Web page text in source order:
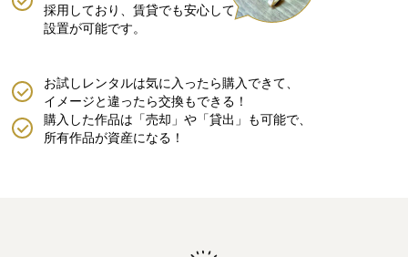
採用しており、賃貸でも安心して
設置が可能です。
購入した作品は「売却」や「貸出」も可能で、
所有作品が資産になる！
お試しレンタルは気に入ったら購入できて、
イメージと違ったら交換もできる！